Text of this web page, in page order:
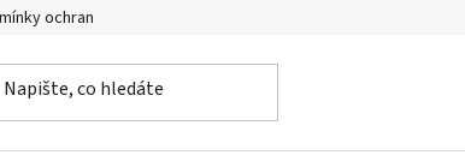
ochrany osobních údajů